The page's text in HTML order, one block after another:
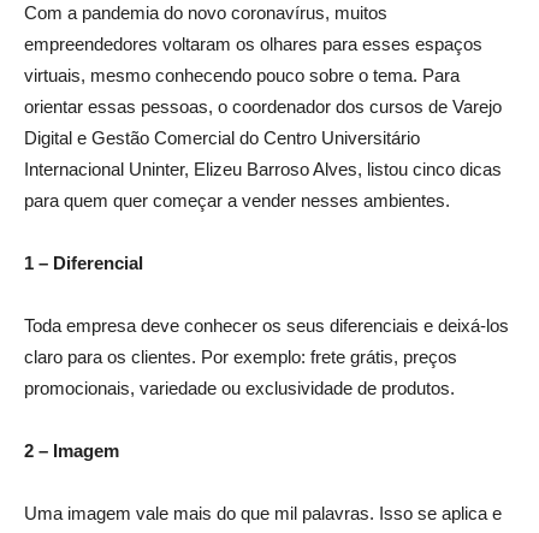
Com a pandemia do novo coronavírus, muitos
empreendedores voltaram os olhares para esses espaços
virtuais, mesmo conhecendo pouco sobre o tema. Para
orientar essas pessoas, o coordenador dos cursos de Varejo
Digital e Gestão Comercial do Centro Universitário
Internacional Uninter, Elizeu Barroso Alves, listou cinco dicas
para quem quer começar a vender nesses ambientes.
1 – Diferencial
Toda empresa deve conhecer os seus diferenciais e deixá-los
claro para os clientes. Por exemplo: frete grátis, preços
promocionais, variedade ou exclusividade de produtos.
2 – Imagem
Uma imagem vale mais do que mil palavras. Isso se aplica e